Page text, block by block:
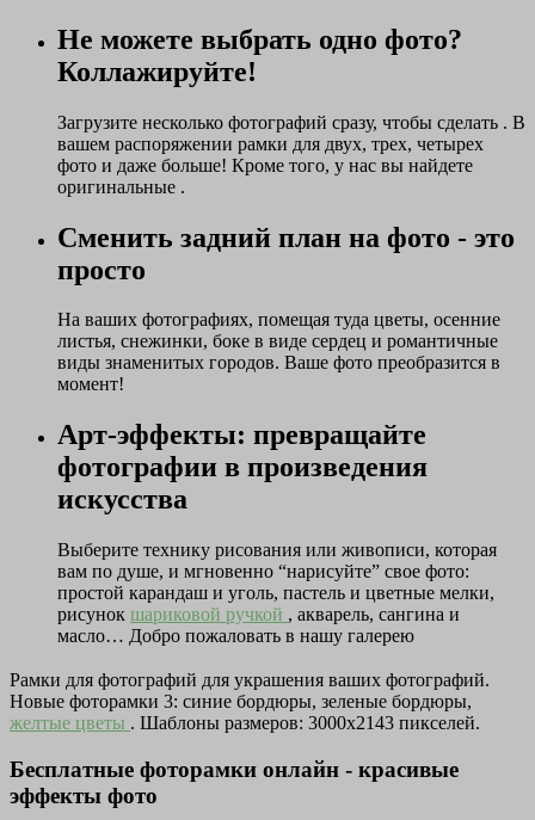
Не можете выбрать одно фото?
Коллажируйте!
Загрузите несколько фотографий сразу, чтобы сделать . В
вашем распоряжении рамки для двух, трех, четырех
фото и даже больше! Кроме того, у нас вы найдете
оригинальные .
Сменить задний план на фото - это
просто
На ваших фотографиях, помещая туда цветы, осенние
листья, снежинки, боке в виде сердец и романтичные
виды знаменитых городов. Ваше фото преобразится в
момент!
Арт-эффекты: превращайте
фотографии в произведения
искусства
Выберите технику рисования или живописи, которая
вам по душе, и мгновенно “нарисуйте” свое фото:
простой карандаш и уголь, пастель и цветные мелки,
рисунок шариковой ручкой , акварель, сангина и
масло… Добро пожаловать в нашу галерею
Рамки для фотографий для украшения ваших фотографий.
Новые фоторамки 3: синие бордюры, зеленые бордюры,
желтые цветы . Шаблоны размеров: 3000x2143 пикселей.
Бесплатные фоторамки онлайн - красивые
эффекты фото